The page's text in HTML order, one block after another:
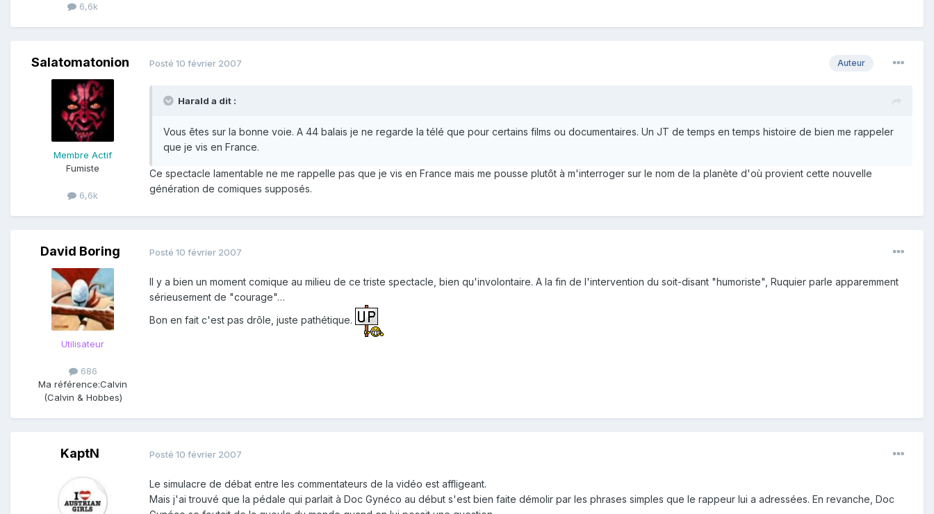
6,6k
Salatomatonion
Membre Actif
Fumiste
6,6k
Auteur
Posté 10 février 2007
Harald a dit :
Vous êtes sur la bonne voie. A 44 balais je ne regarde la télé que pour certains films ou documentaires. Un JT de temps en temps histoire de bien me rappeler
que je vis en France.
Ce spectacle lamentable ne me rappelle pas que je vis en France mais me pousse plutôt à m'interroger sur le nom de la planète d'où provient cette nouvelle
génération de comiques supposés.
David Boring
Utilisateur
686
Ma référence:Calvin
(Calvin & Hobbes)
Posté 10 février 2007
Il y a bien un moment comique au milieu de ce triste spectacle, bien qu'involontaire. A la fin de l'intervention du soit-disant "humoriste", Ruquier parle apparemment
sérieusement de "courage"…
Bon en fait c'est pas drôle, juste pathétique.
KaptN Posté 10 février 2007
Le simulacre de débat entre les commentateurs de la vidéo est affligeant.
Mais j'ai trouvé que la pédale qui parlait à Doc Gynéco au début s'est bien faite démolir par les phrases simples que le rappeur lui a adressées. En revanche, Doc